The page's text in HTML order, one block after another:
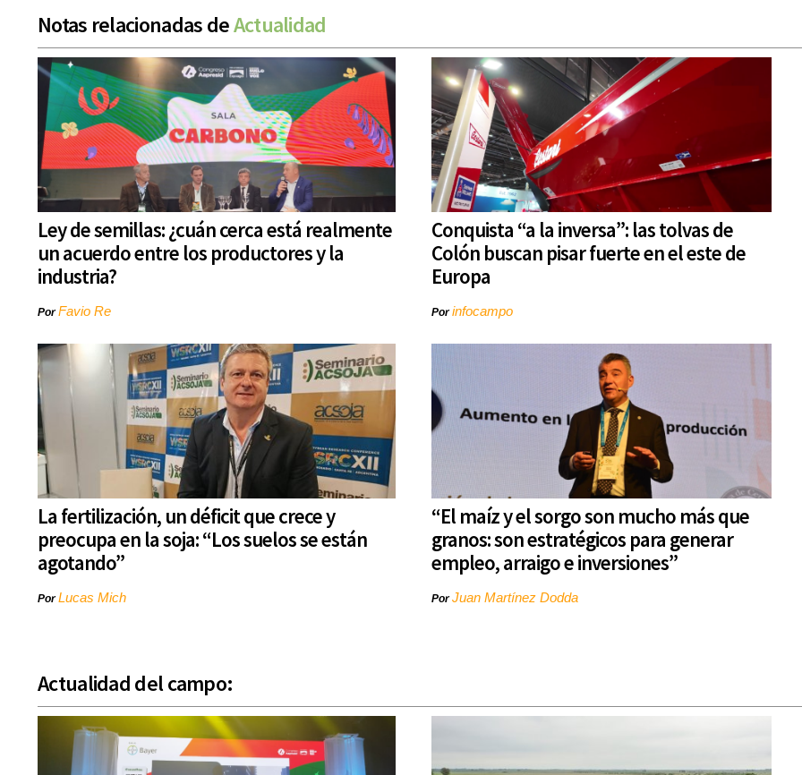
Notas relacionadas deActualidad
Ley de semillas: ¿cuán cerca está realmente
un acuerdo entre los productores y la
industria?
PorFavio Re
Conquista “a la inversa”: las tolvas de
Colón buscan pisar fuerte en el este de
Europa
Porinfocampo
La fertilización, un déficit que crece y
preocupa en la soja: “Los suelos se están
agotando”
PorLucas Mich
“El maíz y el sorgo son mucho más que
granos: son estratégicos para generar
empleo, arraigo e inversiones”
PorJuan Martínez Dodda
Actualidad del campo: